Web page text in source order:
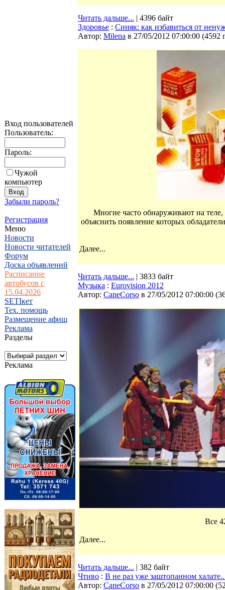
Вход пользователей
Пользователь:
Пароль:
Чужой
компьютер
Забыли пароль?
Регистрация
Меню
Новости
Новости читателей
Форум
Доска объявлений
Расписание
автобусов с
15.04.2026
SETIкет
Тех. помощь
Размещение афиш
Реклама
Разделы
Реклама
Читать дальше... | 4396 байт
Здоровье : Синяк: как избавиться от
Автор: Milena в 27/05/2012 07:00:00 (4592
Многие часто обнаруживают на теле,
объяснить появление которых
Далее...
Читать дальше... | 3833 байт
Музыка : Eurovision 2012
Автор: CaneCorso в 27/05/2012 07:00:00 (
Все
Далее...
Читать дальше... | 382 байт
Чтиво : В не раз уже заштопанном
Автор: CaneCorso в 27/05/2012 07:00:00 (